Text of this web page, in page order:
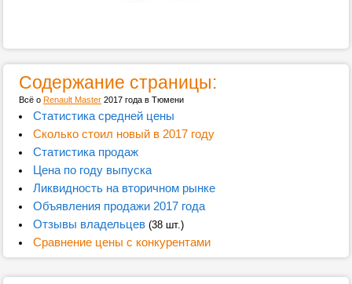
Содержание страницы:
Всё о Renault Master 2017 года в Тюмени
Статистика средней цены
Сколько стоил новый в 2017 году
Статистика продаж
Цена по году выпуска
Ликвидность на вторичном рынке
Объявления продажи 2017 года
Отзывы владельцев(38 шт.)
Сравнение цены с конкурентами